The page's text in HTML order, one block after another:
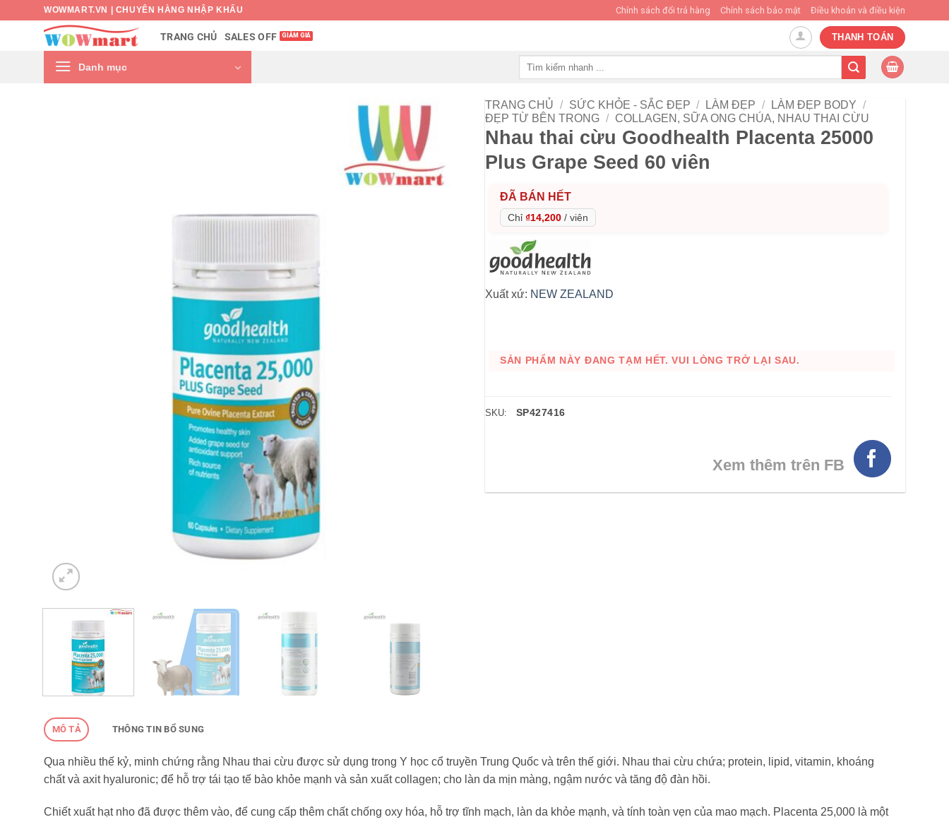
WOWMART.VN | CHUYÊN HÀNG NHẬP KHẨU Chính sách đổi trả hàng Chính sách bảo mật Điều khoản và điều kiện
TRANG CHỦ SALES OFF THANH TOÁN
Danh mục
TRANG CHỦ / SỨC KHỎE - SẮC ĐẸP / LÀM ĐẸP / LÀM ĐẸP BODY /
ĐẸP TỪ BÊN TRONG / COLLAGEN, SỮA ONG CHÚA, NHAU THAI CỪU
Nhau thai cừu Goodhealth Placenta 25000
Plus Grape Seed 60 viên
ĐÃ BÁN HẾT
Chỉ ₫14,200 / viên
Xuất xứ: NEW ZEALAND
SẢN PHẨM NÀY ĐANG TẠM HẾT. VUI LÒNG TRỞ LẠI SAU.
SKU: SP427416
Xem thêm trên FB
MÔ TẢ THÔNG TIN BỔ SUNG
Qua nhiều thế kỷ, minh chứng rằng Nhau thai cừu được sử dụng trong Y học cổ truyền Trung Quốc và trên thế giới. Nhau thai cừu chứa; protein, lipid, vitamin, khoáng
chất và axit hyaluronic; để hỗ trợ tái tạo tế bào khỏe mạnh và sản xuất collagen; cho làn da mịn màng, ngậm nước và tăng độ đàn hồi.
Chiết xuất hạt nho đã được thêm vào, để cung cấp thêm chất chống oxy hóa, hỗ trợ tĩnh mạch, làn da khỏe mạnh, và tính toàn vẹn của mao mạch. Placenta 25,000 là một